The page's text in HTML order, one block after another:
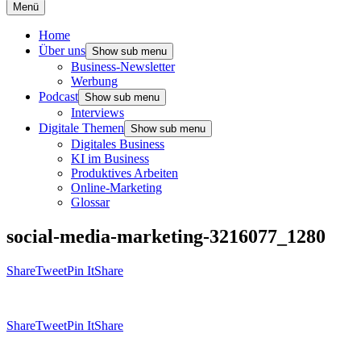
Menü
Home
Über uns Show sub menu
Business-Newsletter
Werbung
Podcast Show sub menu
Interviews
Digitale Themen Show sub menu
Digitales Business
KI im Business
Produktives Arbeiten
Online-Marketing
Glossar
social-media-marketing-3216077_1280
ShareTweetPin ItShare
ShareTweetPin ItShare